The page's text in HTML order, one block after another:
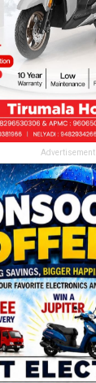
Advertisement